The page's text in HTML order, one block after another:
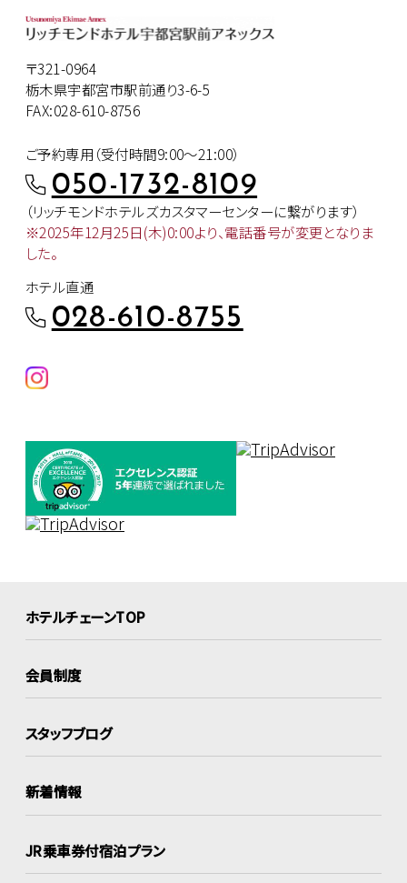
〒321-0964
栃木県宇都宮市駅前通り3-6-5
FAX:028-610-8756
ご予約専用（受付時間9:00～21:00）
050-1732-8109
（リッチモンドホテルズカスタマーセンターに繋がります）
※2025年12月25日(木)0:00より、電話番号が変更となりま
した。
ホテル直通
028-610-8755
ホテルチェーンTOP
会員制度
スタッフブログ
新着情報
JR乗車券付宿泊プラン